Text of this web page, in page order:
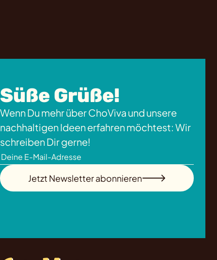
Süße Grüße!
Wenn Du mehr über ChoViva und unsere
nachhaltigen Ideen erfahren möchtest: Wir
schreiben Dir gerne!
Jetzt Newsletter abonnieren